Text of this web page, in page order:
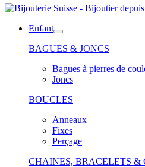
Enfant
BAGUES & JONCS
Bagues à pierres de
Joncs
BOUCLES
Anneaux
Fixes
Perçage
CHAINES, BRACELETS &